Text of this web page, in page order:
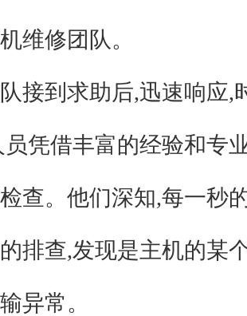
维修团队。
接到求助后,迅速响应,
员凭借丰富的经验和专
查。他们深知,每一秒
排查,发现是主机的某
异常。